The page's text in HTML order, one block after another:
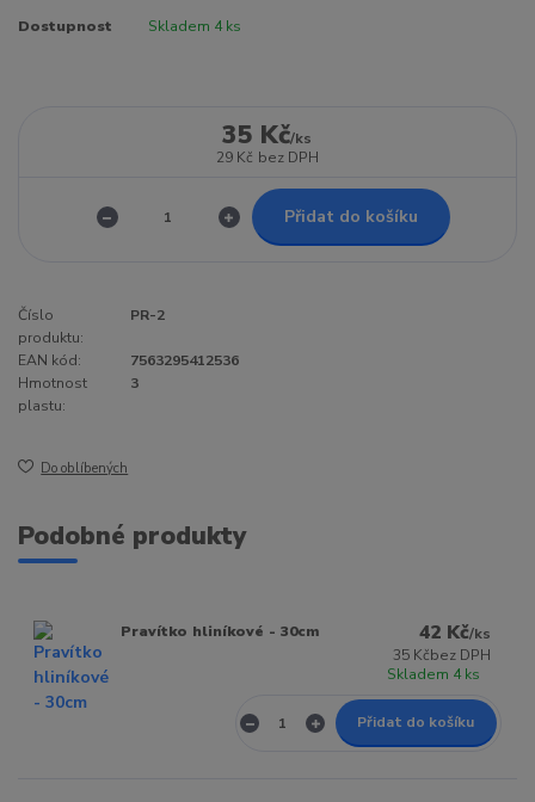
Dostupnost Skladem 4 ks
35 Kč/ks
29 Kč bez DPH
Přidat do košíku
Číslo
produktu:
PR-2
EAN kód:
7563295412536
Hmotnost
plastu:
3
Do oblíbených
Podobné produkty
Pravítko hliníkové - 30cm 42 Kč/ks
35 Kčbez DPH
Skladem 4 ks
Přidat do košíku